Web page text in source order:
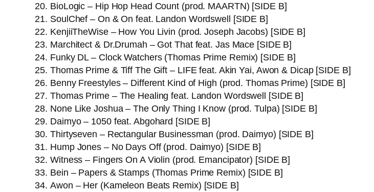
BioLogic – Hip Hop Head Count (prod. MAARTN) [SIDE B]
SoulChef – On & On feat. Landon Wordswell [SIDE B]
KenjiiTheWise – How You Livin (prod. Joseph Jacobs) [SIDE B]
Marchitect & Dr.Drumah – Got That feat. Jas Mace [SIDE B]
Funky DL – Clock Watchers (Thomas Prime Remix) [SIDE B]
Thomas Prime & Tiff The Gift – LIFE feat. Akin Yai, Awon & Dicap [SIDE B]
Benny Freestyles – Different Kind of High (prod. Thomas Prime) [SIDE B]
Thomas Prime – The Healing feat. Landon Wordswell [SIDE B]
None Like Joshua – The Only Thing I Know (prod. Tulpa) [SIDE B]
Daimyo – 1050 feat. Abgohard [SIDE B]
Thirtyseven – Rectangular Businessman (prod. Daimyo) [SIDE B]
Hump Jones – No Days Off (prod. Daimyo) [SIDE B]
Witness – Fingers On A Violin (prod. Emancipator) [SIDE B]
Bein – Papers & Stamps (Thomas Prime Remix) [SIDE B]
Awon – Her (Kameleon Beats Remix) [SIDE B]